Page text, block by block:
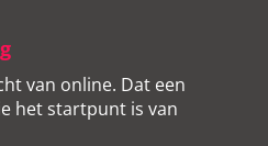
van online. Dat een
het startpunt is van